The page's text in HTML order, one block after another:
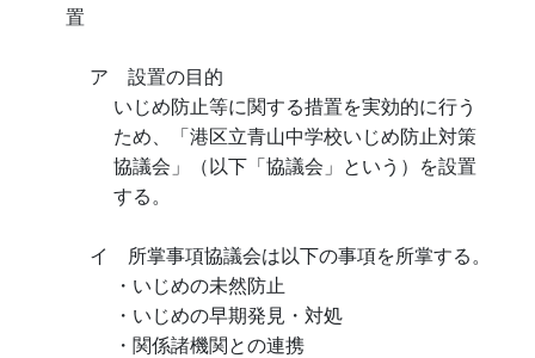
置
ア 設置の目的
いじめ防止等に関する措置を実効的に行う
ため、「港区立青山中学校いじめ防止対策
協議会」（以下「協議会」という）を設置
する。
イ 所掌事項協議会は以下の事項を所掌する。
・いじめの未然防止
・いじめの早期発見・対処
・関係諸機関との連携